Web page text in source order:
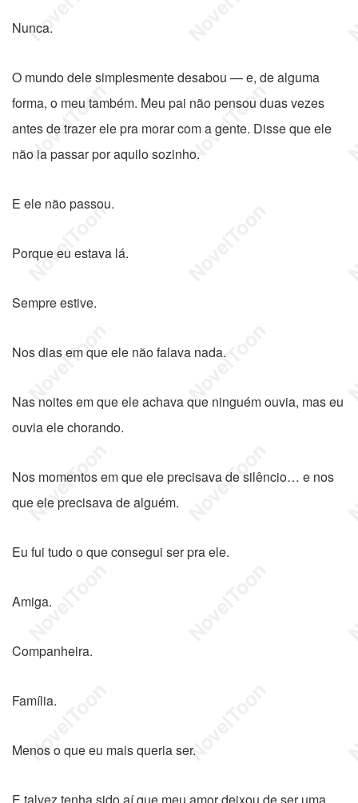
Nunca.
O mundo dele simplesmente desabou — e, de alguma
forma, o meu também. Meu pai não pensou duas vezes
antes de trazer ele pra morar com a gente. Disse que ele
não ia passar por aquilo sozinho.
E ele não passou.
Porque eu estava lá.
Sempre estive.
Nos dias em que ele não falava nada.
Nas noites em que ele achava que ninguém ouvia, mas eu
ouvia ele chorando.
Nos momentos em que ele precisava de silêncio… e nos
que ele precisava de alguém.
Eu fui tudo o que consegui ser pra ele.
Amiga.
Companheira.
Família.
Menos o que eu mais queria ser.